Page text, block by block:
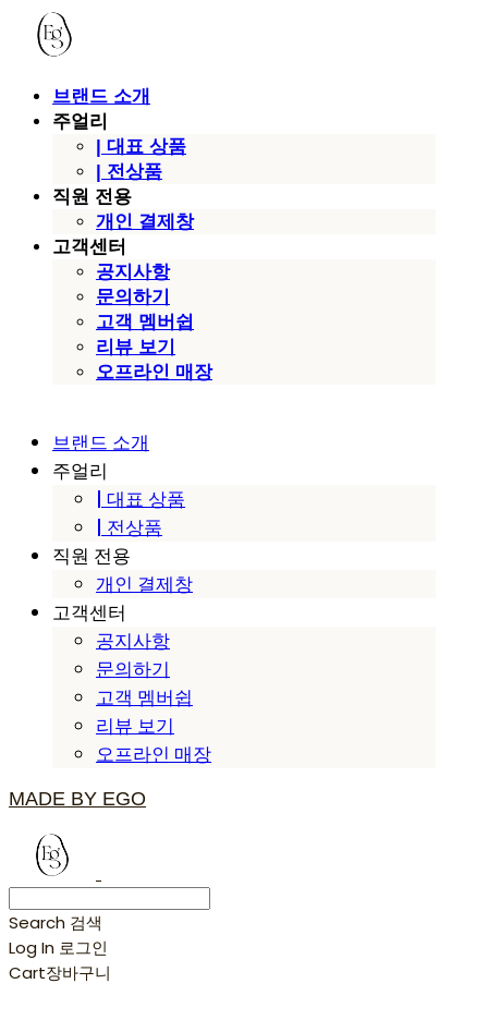
브랜드 소개
주얼리
| 대표 상품
| 전상품
직원 전용
개인 결제창
고객센터
공지사항
문의하기
고객 멤버쉽
리뷰 보기
오프라인 매장
브랜드 소개
주얼리
| 대표 상품
| 전상품
직원 전용
개인 결제창
고객센터
공지사항
문의하기
고객 멤버쉽
리뷰 보기
오프라인 매장
MADE BY EGO
Search 검색
Log In 로그인
Cart장바구니